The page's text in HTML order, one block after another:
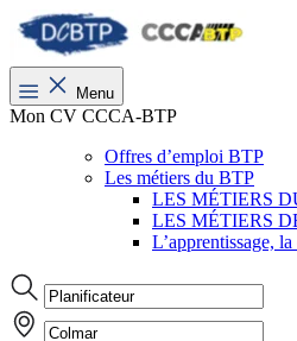
Menu
Mon CV CCCA-BTP
Offres d’emploi BTP
Les métiers du BTP
LES MÉTIERS
LES MÉTIERS
L’apprentissage,